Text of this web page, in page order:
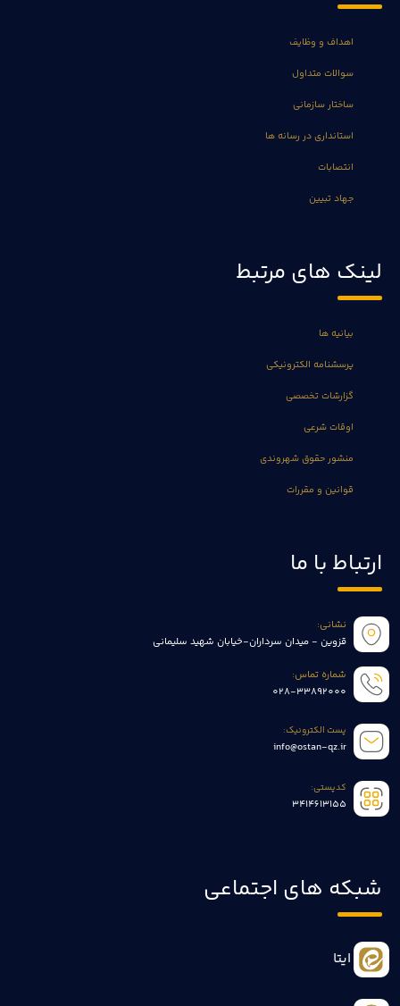
اهداف و وظایف
سوالات متداول
ساختار سازمانی
استانداری در رسانه ها
انتصابات
جهاد تبیین
لینک های مرتبط
بیانیه ها
پرسشنامه الکترونیکی
گزارشات تخصصی
اوقات شرعی
منشور حقوق شهروندی
قوانین و مقررات
ارتباط با ما
نشانی:
قزوین - میدان سرداران-خیابان شهید سلیمانی
شماره تماس:
028-33892000
پست الکترونیک:
info@ostan-qz.ir
کدپستی:
3414613155
شبکه های اجتماعی
ایتا